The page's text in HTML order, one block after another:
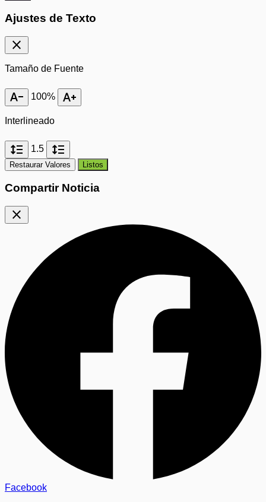
Ajustes de Texto
close
Tamaño de Fuente
text_decrease 100% text_increase
Interlineado
format_line_spacing 1.5 format_line_spacing
Restaurar Valores Listos
Compartir Noticia
close
Facebook